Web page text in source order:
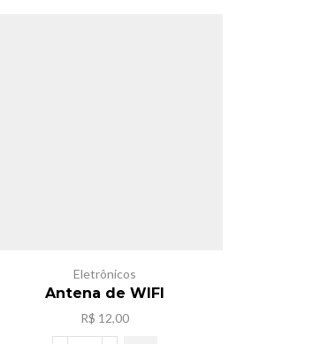
Eletrônicos
Antena de WIFI
R$ 12,00